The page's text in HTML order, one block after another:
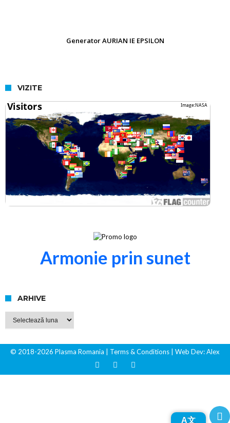
Generator AURIAN IE EPSILON
VIZITE
Armonie prin sunet
ARHIVE
© 2018-2026 Plasma Romania | Terms & Conditions | Web Dev:Alex
A文